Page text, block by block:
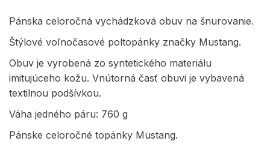
Pánska celoročná vychádzková obuv na šnurovanie.
Štýlové voľnočasové poltopánky značky Mustang.
Obuv je vyrobená zo syntetického materiálu
imitujúceho kožu. Vnútorná časť obuvi je vybavená
textilnou podšívkou.
Váha jedného páru: 760 g
Pánske celoročné topánky Mustang.